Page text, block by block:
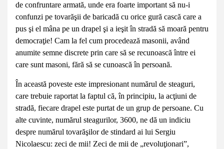
de confruntare armată, unde era foarte important să nu-i
confunzi pe tovarăşii de baricadă cu orice gură cască care a
pus şi el mâna pe un drapel şi a ieşit în stradă să moară pentru
democraţie! Cam la fel cum procedează masonii, având
anumite semne discrete prin care să se recunoască între ei
care sunt masoni, fără să se cunoască în persoană.
În această poveste este impresionant numărul de steaguri,
care trebuie raportat la faptul că, în principiu, la acţiuni de
stradă, fiecare drapel este purtat de un grup de persoane. Cu
alte cuvinte, numărul steagurilor, 3600, ne dă un indiciu
despre numărul tovarăşilor de stindard ai lui Sergiu
Nicolaescu: zeci de mii! Zeci de mii de „revoluţionari”,